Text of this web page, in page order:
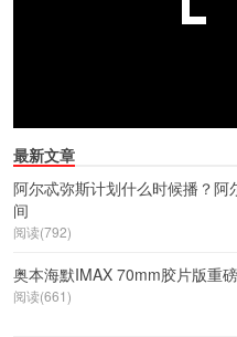
最新文章
阿尔忒弥斯计划什么时候播？阿
间
阅读(792)
奥本海默IMAX 70mm胶片版重
阅读(661)